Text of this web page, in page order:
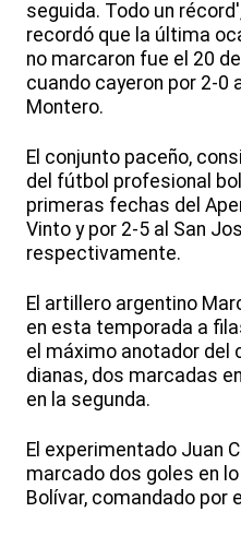
seguida. Todo un
recordó que la última
no marcaron fue el 20
cuando cayeron por 2-0
Montero.
El conjunto paceño,
del fútbol profesional
primeras fechas del
Vinto y por 2-5 al San
respectivamente.
El artillero argentino
en esta temporada a
el máximo anotador del
dianas, dos marcadas
en la segunda.
El experimentado Juan
marcado dos goles en
Bolívar, comandado por